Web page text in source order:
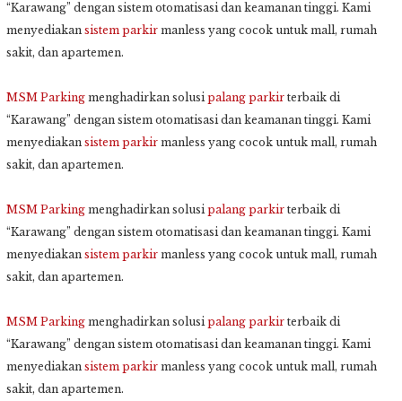
“Karawang” dengan sistem otomatisasi dan keamanan tinggi. Kami
menyediakan sistem parkir manless yang cocok untuk mall, rumah
sakit, dan apartemen.
MSM Parking menghadirkan solusipalang parkir terbaik di
“Karawang” dengan sistem otomatisasi dan keamanan tinggi. Kami
menyediakan sistem parkir manless yang cocok untuk mall, rumah
sakit, dan apartemen.
MSM Parking menghadirkan solusipalang parkir terbaik di
“Karawang” dengan sistem otomatisasi dan keamanan tinggi. Kami
menyediakan sistem parkir manless yang cocok untuk mall, rumah
sakit, dan apartemen.
MSM Parking menghadirkan solusipalang parkir terbaik di
“Karawang” dengan sistem otomatisasi dan keamanan tinggi. Kami
menyediakan sistem parkir manless yang cocok untuk mall, rumah
sakit, dan apartemen.